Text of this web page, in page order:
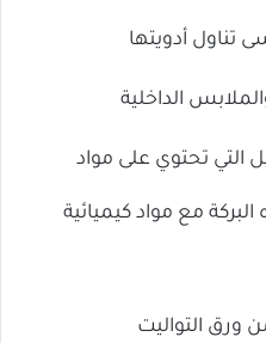
تناول أدويتها
الداخلية
تحتوي على مواد
مع مواد كيميائية
ورق التواليت